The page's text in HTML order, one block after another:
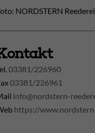
NORDSTERN Reederei
03381/226960
03381/226961
info@nordstern-
https://